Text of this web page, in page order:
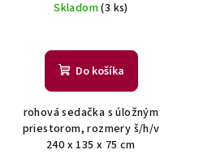
Skladom(3 ks)
Do košíka
rohová sedačka s úložným
priestorom, rozmery š/h/v
240 x 135 x 75 cm